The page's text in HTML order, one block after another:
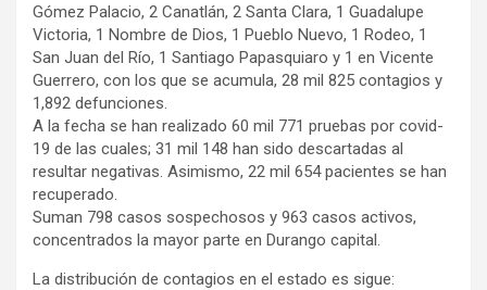
Gómez Palacio, 2 Canatlán, 2 Santa Clara, 1 Guadalupe
Victoria, 1 Nombre de Dios, 1 Pueblo Nuevo, 1 Rodeo, 1
San Juan del Río, 1 Santiago Papasquiaro y 1 en Vicente
Guerrero, con los que se acumula, 28 mil 825 contagios y
1,892 defunciones.
A la fecha se han realizado 60 mil 771 pruebas por covid-
19 de las cuales; 31 mil 148 han sido descartadas al
resultar negativas. Asimismo, 22 mil 654 pacientes se han
recuperado.
Suman 798 casos sospechosos y 963 casos activos,
concentrados la mayor parte en Durango capital.
La distribución de contagios en el estado es sigue: